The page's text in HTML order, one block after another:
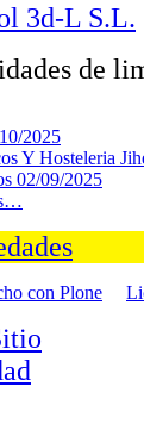
3d-L S.L.
de
2025
Y Hosteleria
02/09/2025
con Plone